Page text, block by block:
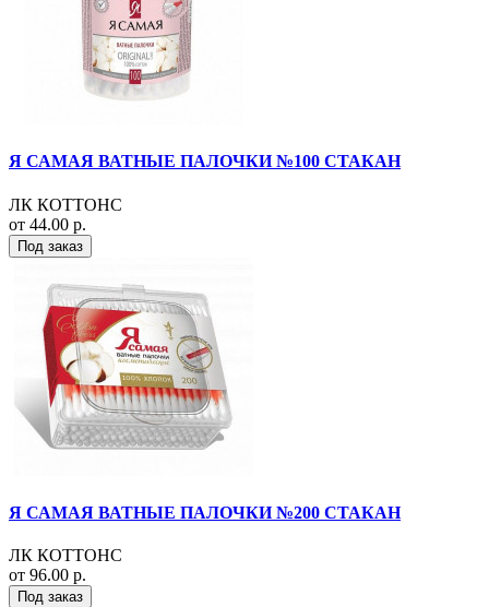
Я САМАЯ ВАТНЫЕ ПАЛОЧКИ №100 СТАКАН
ЛК КОТТОНС
от 44.00 р.
Под заказ
Я САМАЯ ВАТНЫЕ ПАЛОЧКИ №200 СТАКАН
ЛК КОТТОНС
от 96.00 р.
Под заказ